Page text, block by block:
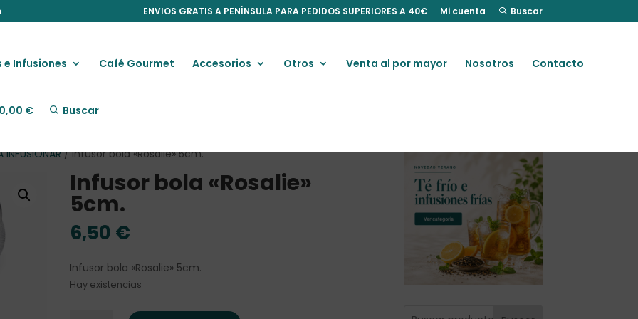
ENVIOS GRATIS A PENÍNSULA PARA PEDIDOS SUPERIORES A 40€ Mi cuenta Buscar
e Infusiones Café Gourmet Accesorios Otros Venta al por mayor Nosotros Contacto
0,00 € Buscar
INFUSIONAR/ Infusor bola «Rosalie» 5cm.
Infusor bola «Rosalie»
5cm.
6,50 €
Infusor bola «Rosalie» 5cm.
Hay existencias